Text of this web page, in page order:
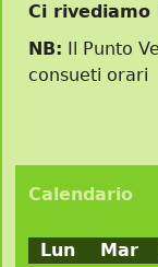
Ci
NB: Il Punto
consueti orari
Calendario
Lun
Mar